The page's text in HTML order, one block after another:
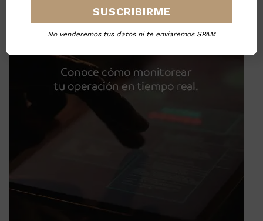
No venderemos tus datos ni te enviaremos SPAM